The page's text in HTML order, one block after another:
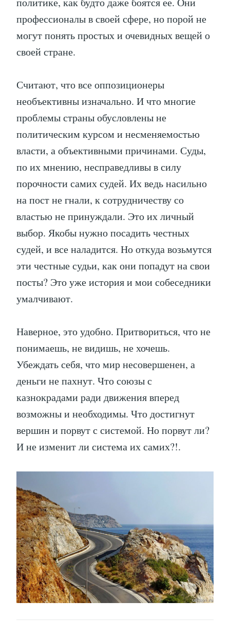
профессионалы в своей сфере, но порой не
могут понять простых и очевидных вещей о
своей стране.
Считают, что все оппозиционеры
необъективны изначально. И что многие
проблемы страны обусловлены не
политическим курсом и несменяемостью
власти, а объективными причинами. Суды,
по их мнению, несправедливы в силу
порочности самих судей. Их ведь насильно
на пост не гнали, к сотрудничеству со
властью не принуждали. Это их личный
выбор. Якобы нужно посадить честных
судей, и все наладится. Но откуда возьмутся
эти честные судьи, как они попадут на свои
посты? Это уже история и мои собеседники
умалчивают.
Наверное, это удобно. Притвориться, что не
понимаешь, не видишь, не хочешь.
Убеждать себя, что мир несовершенен, а
деньги не пахнут. Что союзы с
казнокрадами ради движения вперед
возможны и необходимы. Что достигнут
вершин и порвут с системой. Но порвут ли?
И не изменит ли система их самих?!.